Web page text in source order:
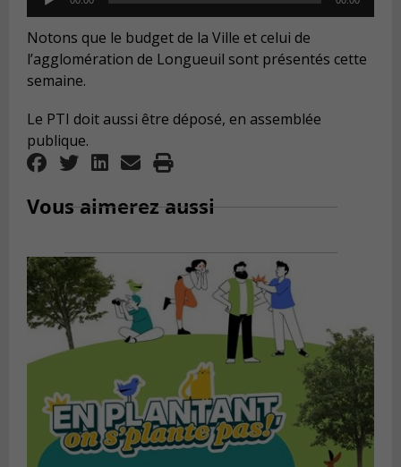
Player
Notons que le budget de la Ville et celui de
l’agglomération de Longueuil sont présentés cette
semaine.
Le PTI doit aussi être déposé, en assemblée
publique.
Vous aimerez aussi